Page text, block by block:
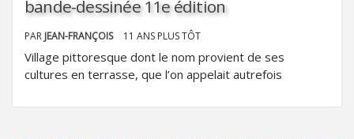
bande-dessinée 11e édition
PAR JEAN-FRANÇOIS 11 ANS PLUS TÔT
Village pittoresque dont le nom provient de ses
cultures en terrasse, que l’on appelait autrefois